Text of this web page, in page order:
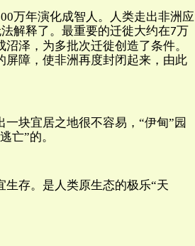
万年演化成智人。人类走出非洲应
解释了。最重要的迁徙大约在7万
泽，为多批次迁徙创造了条件。
屏障，使非洲再度封闭起来，由此
块宜居之地很不容易，“伊甸”园
亡”的。
生存。是人类原生态的极乐“天